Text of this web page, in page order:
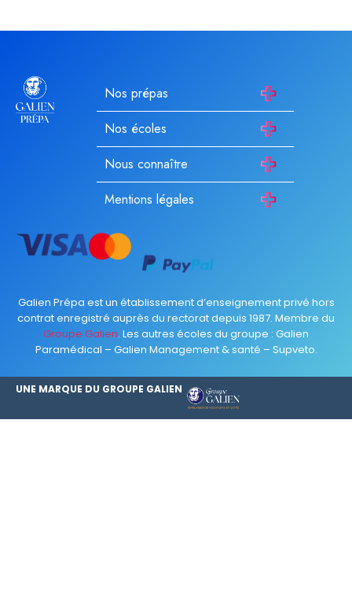
Nos prépas
Nos écoles
Nous connaître
Mentions légales
Galien Prépa est un établissement d’enseignement privé hors
contrat enregistré auprès du rectorat depuis 1987. Membre du
Groupe Galien. Les autres écoles du groupe : Galien
Paramédical – Galien Management & santé – Supveto.
UNE MARQUE DU GROUPE GALIEN